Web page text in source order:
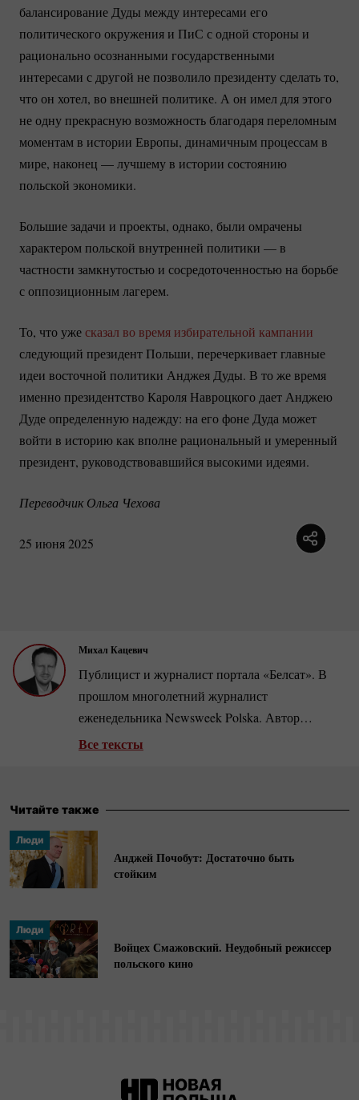
балансирование Дуды между интересами его
политического окружения и ПиС с одной стороны и
рационально осознанными государственными
интересами с другой не позволило президенту сделать то,
что он хотел, во внешней политике. А он имел для этого
не одну прекрасную возможность благодаря переломным
моментам в истории Европы, динамичным процессам в
мире, наконец — лучшему в истории состоянию
польской экономики.
Большие задачи и проекты, однако, были омрачены
характером польской внутренней политики — в
частности замкнутостью и сосредоточенностью на борьбе
с оппозиционным лагерем.
То, что ужесказал во время избирательной кампании
следующий президент Польши, перечеркивает главные
идеи восточной политики Анджея Дуды. В то же время
именно президентство Кароля Навроцкого дает Анджею
Дуде определенную надежду: на его фоне Дуда может
войти в историю как вполне рациональный и умеренный
президент, руководствовавшийся высокими идеями.
Переводчик Ольга Чехова
25 июня 2025
Михал Кацевич
Публицист и журналист портала «Белсат». В
прошлом многолетний журналист
еженедельника Newsweek Polska. Автор
четырех книг, посвященных событиям
Лукашенко. Эксперт, занимающийся
экономики стран Центральной и Восточной
Европы.
Все тексты
Читайте также
Люди
Анджей Почобут: Достаточно быть
стойким
Люди
Войцех Смажовский. Неудобный режиссер
польского кино